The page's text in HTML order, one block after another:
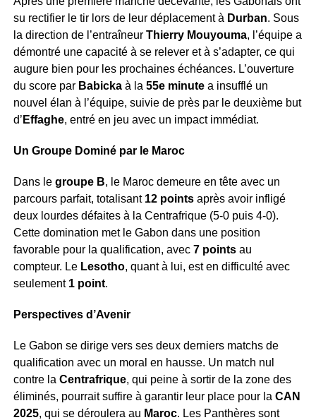
su rectifier le tir lors de leur déplacement à Durban. Sous
la direction de l’entraîneur Thierry Mouyouma, l’équipe a
démontré une capacité à se relever et à s’adapter, ce qui
augure bien pour les prochaines échéances. L’ouverture
du score par Babickaà la 55e minutea insufflé un
nouvel élan à l’équipe, suivie de près par le deuxième but
d’ Effaghe, entré en jeu avec un impact immédiat.
Un Groupe Dominé par le Maroc
Dans le groupe B, le Maroc demeure en tête avec un
parcours parfait, totalisant 12 points après avoir infligé
deux lourdes défaites à la Centrafrique (5-0 puis 4-0).
Cette domination met le Gabon dans une position
favorable pour la qualification, avec 7 pointsau
compteur. Le Lesotho, quant à lui, est en difficulté avec
seulement 1 point.
Perspectives d’Avenir
Le Gabon se dirige vers ses deux derniers matchs de
qualification avec un moral en hausse. Un match nul
contre la Centrafrique, qui peine à sortir de la zone des
éliminés, pourrait suffire à garantir leur place pour la CAN
2025, qui se déroulera au Maroc. Les Panthères sont